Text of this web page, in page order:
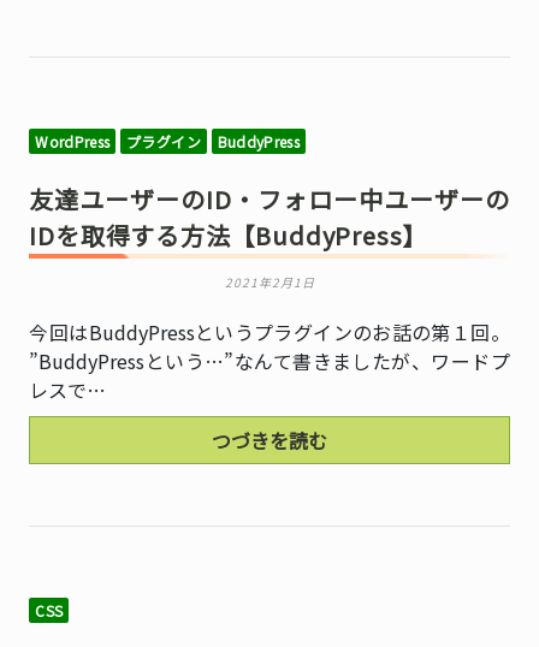
WordPress プラグイン BuddyPress
友達ユーザーのID・フォロー中ユーザーの
IDを取得する方法【BuddyPress】
2021年2月1日
今回はBuddyPressというプラグインのお話の第１回。
”BuddyPressという…”なんて書きましたが、ワードプ
レスで…
つづきを読む
CSS